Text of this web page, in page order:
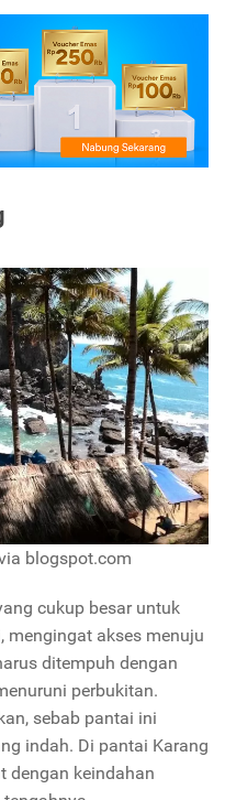
blogspot.com
cukup besar untuk
mengingat akses menuju
ditempuh dengan
perbukitan.
sebab pantai ini
indah. Di pantai Karang
dengan keindahan